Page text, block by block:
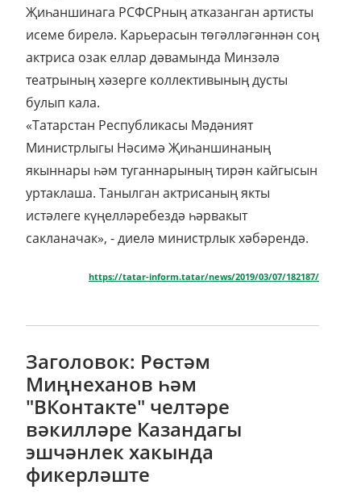
Җиһаншинага РСФСРның атказанган артисты
исеме бирелә. Карьерасын төгәлләгәннән соң
актриса озак еллар дәвамында Минзәлә
театрының хәзерге коллективының дусты
булып кала.
«Татарстан Республикасы Мәдәният
Министрлыгы Нәсимә Җиһаншинаның
якыннары һәм туганнарының тирән кайгысын
уртаклаша. Танылган актрисаның якты
истәлеге күңелләребездә һәрвакыт
сакланачак», - диелә министрлык хәбәрендә.
https://tatar-inform.tatar/news/2019/03/07/182187/
Заголовок: Рөстәм
Миңнеханов һәм
"ВКонтакте" челтәре
вәкилләре Казандагы
эшчәнлек хакында
фикерләште